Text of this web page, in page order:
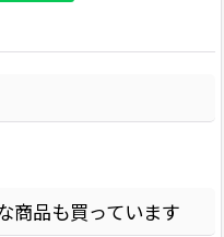
商品も買っています